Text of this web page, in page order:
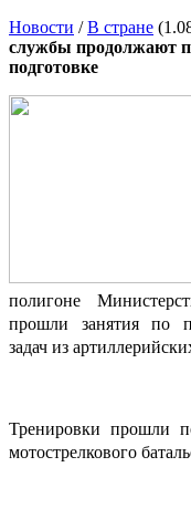
Новости /В стране
службы продолжают
подготовке
полигоне
прошли занятия по
задач из
Тренировки прошли
мотострелкового